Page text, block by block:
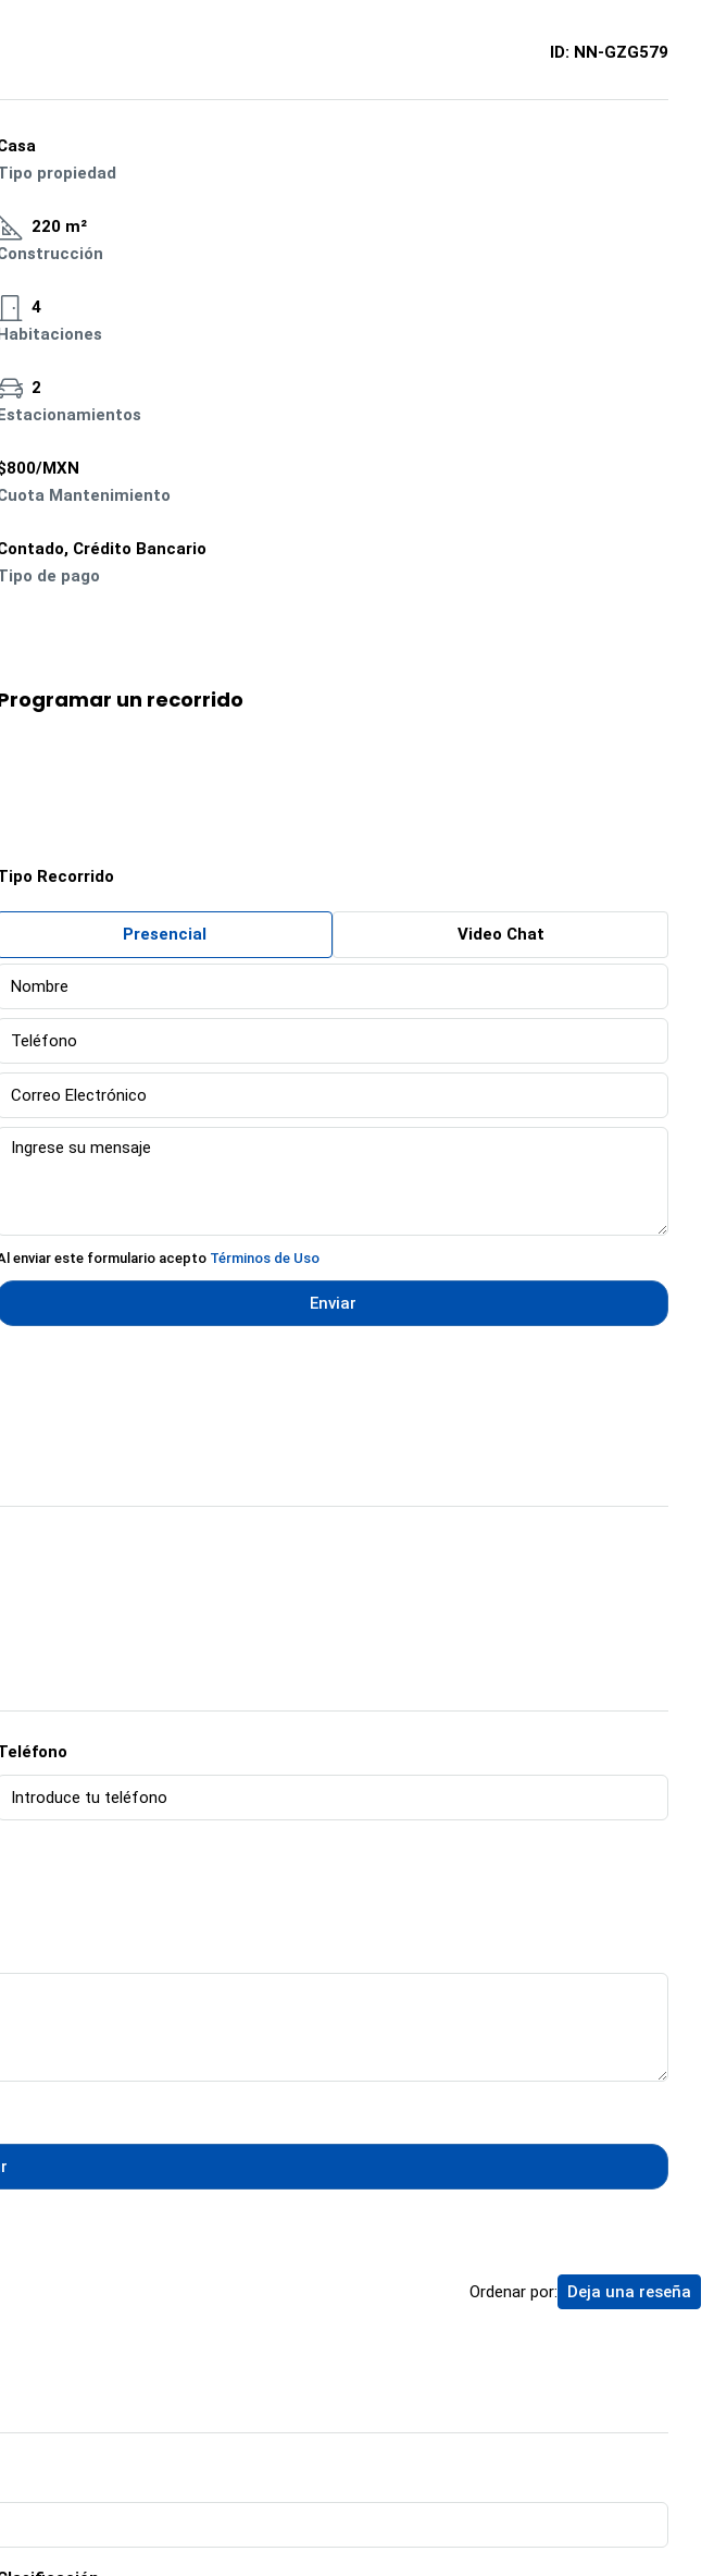
ID: NN-GZG579
propiedad
220 m²
4
2
MXN
Mantenimiento
Crédito Bancario
de pago
un recorrido
Recorrido
Presencial Video Chat
enviar este formulario acepto Términos de Uso
Enviar
Ordenar por: Deja una reseña